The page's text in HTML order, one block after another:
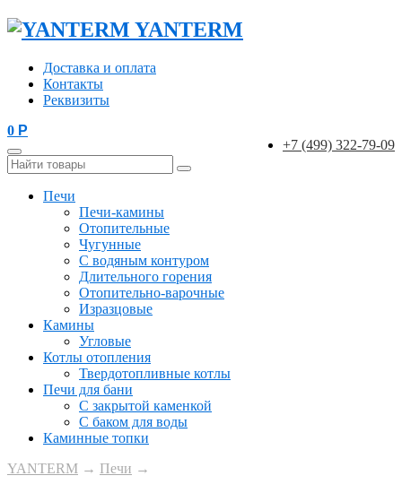
YANTERM
Доставка и оплата
Контакты
Реквизиты
+7 (499) 322-79-09
0 Р
Печи
Печи-камины
Отопительные
Чугунные
С водяным контуром
Длительного горения
Отопительно-варочные
Изразцовые
Камины
Угловые
Котлы отопления
Твердотопливные котлы
Печи для бани
С закрытой каменкой
С баком для воды
Каминные топки
YANTERM → Печи →